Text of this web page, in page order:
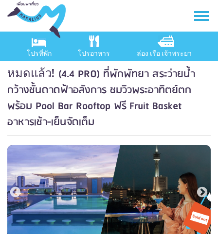
โปรที่พัก โปรอาหาร ล่อง เรือ เจ้าพระยา
หมดแล้ว! (4.4 PRO) ที่พักพัทยา สระว่ายน้ำ
กว้างชั้นดาดฟ้าอลังการ ชมวิวพระอาทิตย์ตก
พร้อม Pool Bar Rooftop ฟรี Fruit Basket
อาหารเช้า-เย็นจัดเต็ม